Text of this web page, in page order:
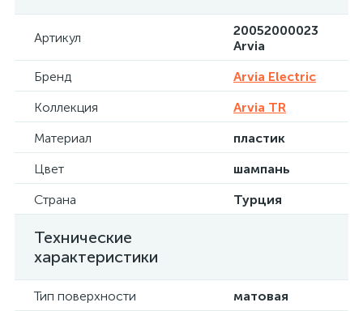
Артикул
20052000023
Arvia
Бренд
Arvia Electric
Коллекция
Arvia TR
Материал
пластик
Цвет
шампань
Страна
Турция
Технические
характеристики
Тип поверхности матовая